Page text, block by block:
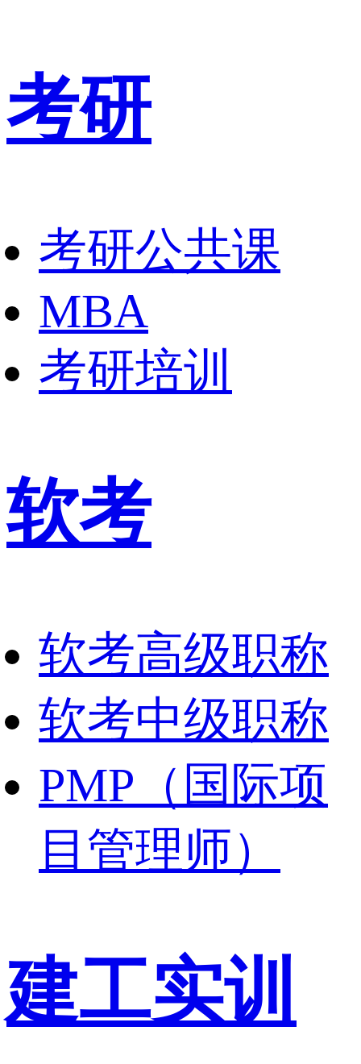
考研
考研公共课
MBA
考研培训
软考
软考高级职称
软考中级职称
PMP（国际项
目管理师）
建工实训